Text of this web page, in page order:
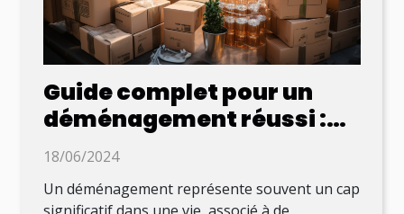
Guide complet pour un
déménagement réussi :
conseils pratiques et
18/06/2024
Un déménagement représente souvent un cap